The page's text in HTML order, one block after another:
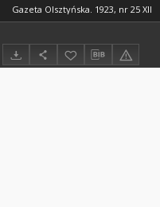
Gazeta Olsztyńska. 1923, nr 25 XII